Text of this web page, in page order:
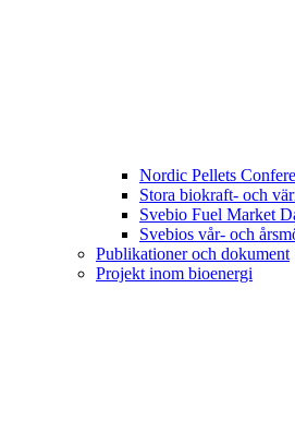
Nordic Pellets
Stora biokraft- och
Svebio Fuel Market
Svebios vår- och
Publikationer och dokument
Projekt inom bioenergi